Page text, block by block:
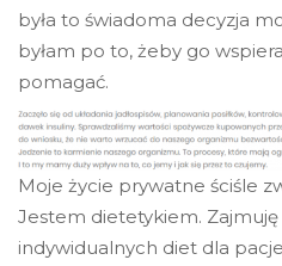
była to świadoma decyzja
byłam po to, żeby go
pomagać.
Moje życie prywatne ściśle
Jestem dietetykiem. Zajmuję
indywidualnych diet dla